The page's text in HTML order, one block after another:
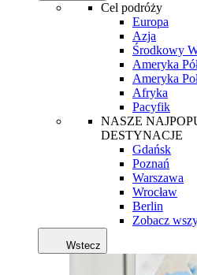
Cel podróży
Europa
Azja
Środkowy
Ameryka
Ameryka
Afryka
Pacyfik
NASZE
DESTYNACJE
Gdańsk
Poznań
Warszawa
Wrocław
Berlin
Zobacz
Wstecz